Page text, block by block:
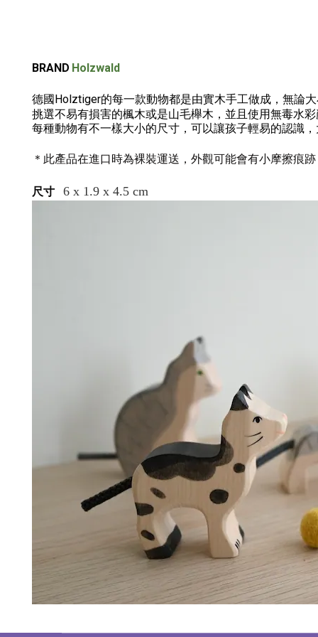
BRAND Holzwald
德國Holztiger的每一款動物都是由實木手工做成，無論
挑選不易有損害的楓木或是山毛櫸木， 並且使用無毒水
每種動物有不一樣大小的尺寸，可以讓孩子輕易的認識
＊此產品在進口時為裸裝運送，外觀可能會有小摩擦痕
尺寸 6 x 1.9 x 4.5 cm